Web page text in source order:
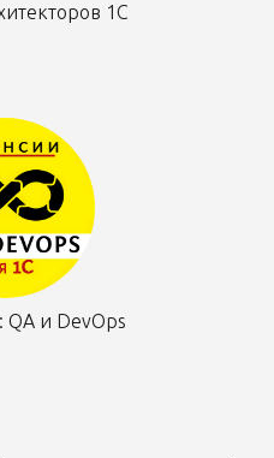
1С
QA и DevOps